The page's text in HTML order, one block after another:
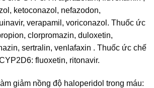
ketoconazol, nefazodon,
verapamil, voriconazol. Thuốc ức
clorpromazin, duloxetin,
sertralin, venlafaxin . Thuốc ức chế
fluoxetin, ritonavir.
giảm nồng độ haloperidol trong máu: